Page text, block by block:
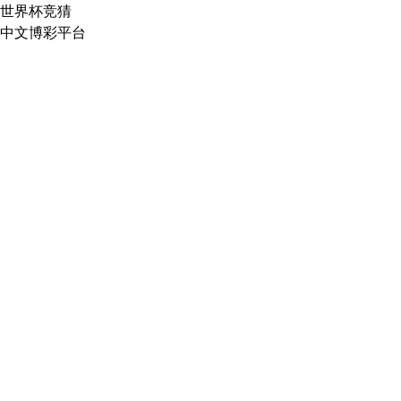
世界杯竞猜
中文博彩平台